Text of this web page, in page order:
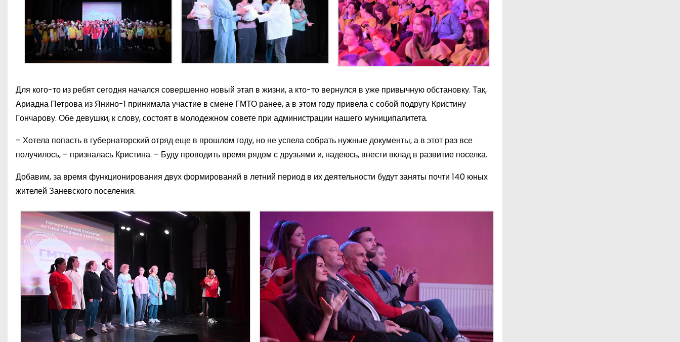
Для кого-то из ребят сегодня начался совершенно новый этап в жизни, а кто-то вернулся в уже привычную обстановку. Так,
Ариадна Петрова из Янино-1 принимала участие в смене ГМТО ранее, а в этом году привела с собой подругу Кристину
Гончарову. Обе девушки, к слову, состоят в молодежном совете при администрации нашего муниципалитета.
– Хотела попасть в губернаторский отряд еще в прошлом году, но не успела собрать нужные документы, а в этот раз все
получилось, – призналась Кристина. – Буду проводить время рядом с друзьями и, надеюсь, внести вклад в развитие поселка.
Добавим, за время функционирования двух формирований в летний период в их деятельности будут заняты почти 140 юных
жителей Заневского поселения.